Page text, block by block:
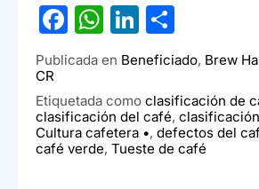
F
c
e
b
o
W
at
s
A
p
Li
ke
dI
n
o
m
p
ar
tir
Publicada en Beneficiado, Brew
CR
Etiquetada como clasificación de
clasificación del café,
Cultura cafetera •, defectos del
café verde, Tueste de café